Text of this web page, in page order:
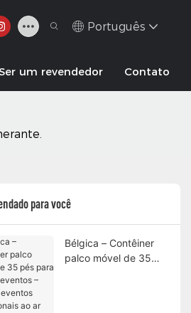
Português
um revendedor Contato
para você
Bélgica – Contêiner
palco móvel de 35